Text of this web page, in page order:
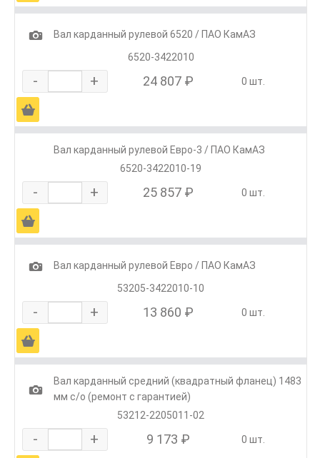
1
Вал карданный рулевой 6520 / ПАО КамАЗ
6520-3422010
- + 24 807 ₽ 0 шт.
Ä
Вал карданный рулевой Евро-3 / ПАО КамАЗ
6520-3422010-19
- + 25 857 ₽ 0 шт.
Ä
1
Вал карданный рулевой Евро / ПАО КамАЗ
53205-3422010-10
- + 13 860 ₽ 0 шт.
Ä
1
Вал карданный средний (квадратный фланец) 1483
мм с/о (ремонт с гарантией)
53212-2205011-02
- + 9 173 ₽ 0 шт.